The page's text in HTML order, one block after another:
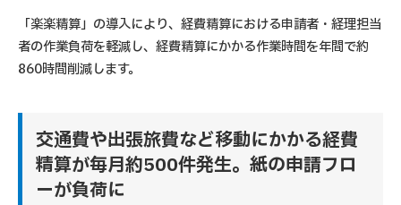
「楽楽精算」の導入により、経費精算における申請者・経理担当
者の作業負荷を軽減し、経費精算にかかる作業時間を年間で約
860時間削減します。
交通費や出張旅費など移動にかかる経費
精算が毎月約500件発生。紙の申請フロ
ーが負荷に